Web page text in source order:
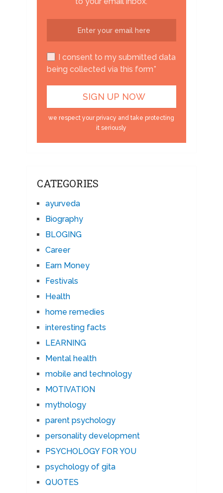
I consent to my submitted data
being collected via this form*
we respect your privacy and take protecting
it seriously
CATEGORIES
ayurveda
Biography
BLOGING
Career
Earn Money
Festivals
Health
home remedies
interesting facts
LEARNING
Mental health
mobile and technology
MOTIVATION
mythology
parent psychology
personality development
PSYCHOLOGY FOR YOU
psychology of gita
QUOTES